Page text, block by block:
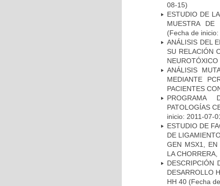
08-15)
ESTUDIO DE
MUESTRA DE
(Fecha de
ANÁLISIS DEL
SU RELACIÓN
NEUROTÓXICO
ANÁLISIS
MEDIANTE
PACIENTES
PROGRAMA
PATOLOGÍAS
inicio: 2011-07-
ESTUDIO DE
DE
GEN MSX1, EN
LA
DESCRIPCIÓN
DESARROLLO
HH 40 (Fecha